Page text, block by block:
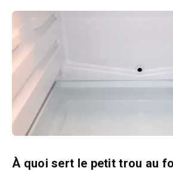
À quoi sert le petit trou au